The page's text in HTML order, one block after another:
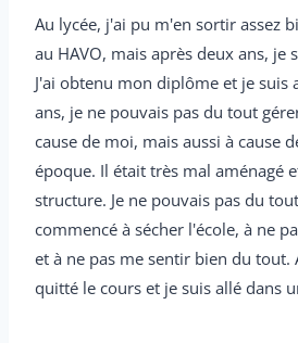
Au lycée, j'ai pu m'en sortir assez
au HAVO, mais après deux ans, je
J'ai obtenu mon diplôme et je suis
ans, je ne pouvais pas du tout
cause de moi, mais aussi à cause
époque. Il était très mal aménagé
structure. Je ne pouvais pas du
commencé à sécher l'école, à ne
et à ne pas me sentir bien du tout.
quitté le cours et je suis allé dans